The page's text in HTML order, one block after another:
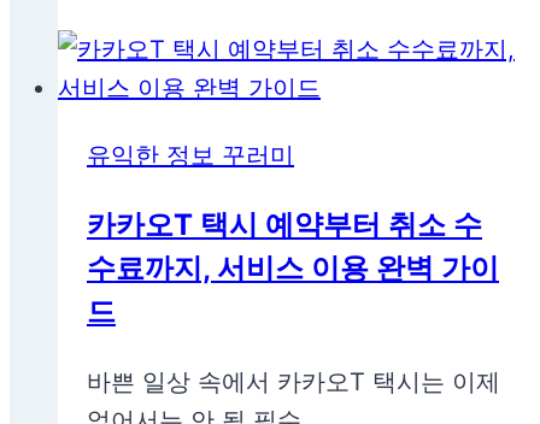
유익한 정보 꾸러미
카카오T 택시 예약부터 취소 수
수료까지, 서비스 이용 완벽 가이
드
바쁜 일상 속에서 카카오T 택시는 이제